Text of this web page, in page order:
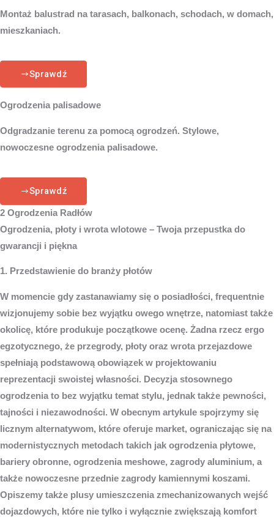
Montaż balustrad na tarasach, balkonach, schodach, w domach,
mieszkaniach.
Sprawdź
Ogrodzenia palisadowe
Odgradzanie terenu za pomocą ogrodzeń. Stylowe,
nowoczesne ogrodzenia palisadowe.
Sprawdź
2 Ogrodzenia Radłów
Ogrodzenia, płoty i wrota wlotowe – Twoja przepustka do
gwarancji i piękna
1. Przedstawienie do branży płotów
W momencie gdy zastanawiamy się o posiadłości, frequentnie
wizjonujemy sobie bez wyjątku owego wnętrze, natomiast także
okolicę, które produkuje początkowe ocenę. Żadna rzecz ergo
egzotycznego, że przegrody, płoty oraz wrota przejazdowe
spełniają podstawową obowiązek w projektowaniu
reprezentacji swoistej własności. Decyzja stosownego
ogrodzenia to bez wyjątku temat stylu, jednak także pewności,
tajności i niezawodności. W obecnym artykule spojrzymy się
licznym alternatywom, które oferuje market, ograniczając się na
modernistycznych metodach takich jak ogrodzenia płytowe,
bariery obronne, ogrodzenia meshowe, zagrody aluminium, a
także nowoczesne przednie zagrody kamiennymi koszami.
Opiszemy także plusy umieszczenia zmechanizowanych wejść
dojazdowych, które nie tylko i wyłącznie zwiększają komfort